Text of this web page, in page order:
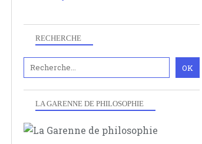
RECHERCHE
LA GARENNE DE PHILOSOPHIE